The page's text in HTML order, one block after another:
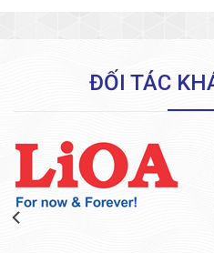
ĐỐI TÁC